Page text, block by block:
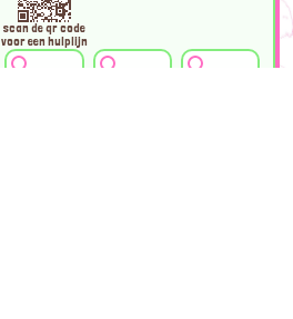
scan de qr code
voor een hulplijn